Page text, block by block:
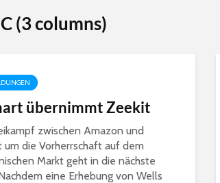
(3 columns)
übernimmt Zeekit
zwischen Amazon und
um die Vorherrschaft auf dem
Markt geht in die nächste
eine Erhebung von Wells